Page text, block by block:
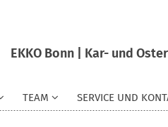
EKKO Bonn | Kar- und
TEAM SERVICE UND